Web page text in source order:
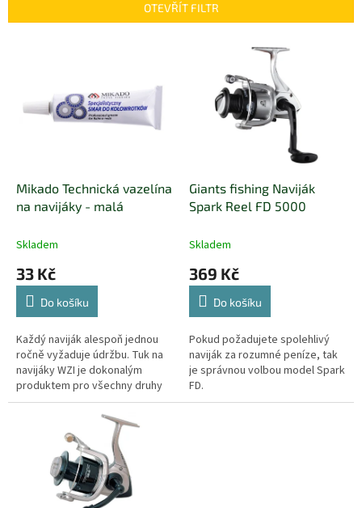
í
OTEVŘÍT FILTR
Mikado Technická vazelína
na navijáky - malá
Skladem
33 Kč
Do košíku
Každý naviják alespoň jednou
ročně vyžaduje údržbu. Tuk na
navijáky WZI je dokonalým
produktem pro všechny druhy
navijáků. Vodotěsný, s vysokou
viskozitou a mazacími...
Giants fishing Naviják
Spark Reel FD 5000
Skladem
369 Kč
Do košíku
Pokud požadujete spolehlivý
naviják za rozumné peníze, tak
je správnou volbou model Spark
FD.